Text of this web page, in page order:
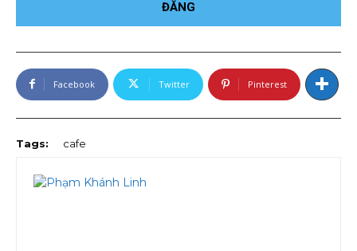
Facebook Twitter Pinterest
Tags: cafe